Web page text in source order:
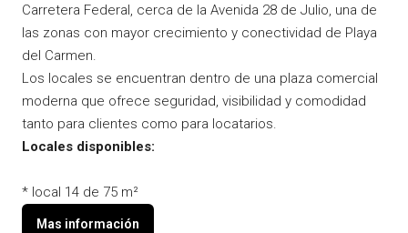
Carretera Federal, cerca de la Avenida 28 de Julio, una de
las zonas con mayor crecimiento y conectividad de Playa
del Carmen.
Los locales se encuentran dentro de una plaza comercial
moderna que ofrece seguridad, visibilidad y comodidad
tanto para clientes como para locatarios.
Locales disponibles:
* local 14 de 75 m²